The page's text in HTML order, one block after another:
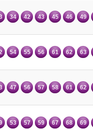
34 42 43 45 46 49
54 55 56 61 62 63
47 56 57 58 61 62
53 57 59 67 68 69